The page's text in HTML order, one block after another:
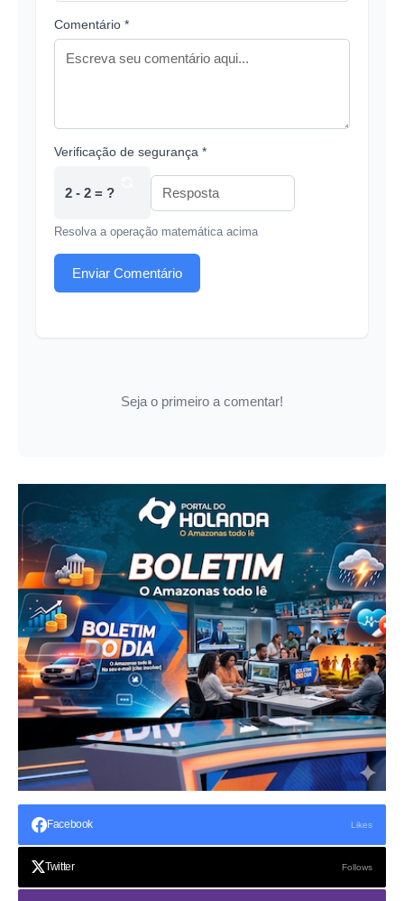
Comentário *
Verificação de segurança *
2 - 2 = ?
Resolva a operação matemática acima
Enviar Comentário
Seja o primeiro a comentar!
Facebook Likes
Twitter Follows